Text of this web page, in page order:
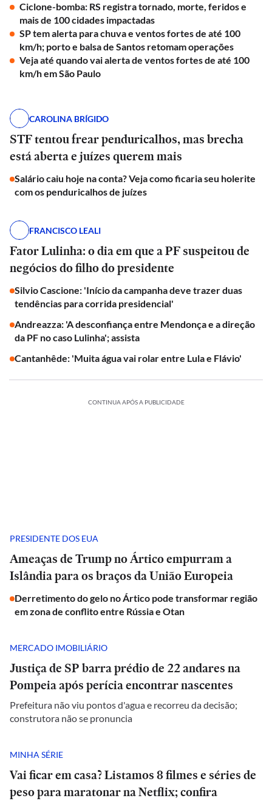
Ciclone-bomba: RS registra tornado, morte, feridos e
mais de 100 cidades impactadas
SP tem alerta para chuva e ventos fortes de até 100
km/h; porto e balsa de Santos retomam operações
Veja até quando vai alerta de ventos fortes de até 100
km/h em São Paulo
CAROLINA BRÍGIDO
STF tentou frear penduricalhos, mas brecha
está aberta e juízes querem mais
Salário caiu hoje na conta? Veja como ficaria seu holerite
com os penduricalhos de juízes
FRANCISCO LEALI
Fator Lulinha: o dia em que a PF suspeitou de
negócios do filho do presidente
Silvio Cascione: 'Início da campanha deve trazer duas
tendências para corrida presidencial'
Andreazza: 'A desconfiança entre Mendonça e a direção
da PF no caso Lulinha'; assista
Cantanhêde: 'Muita água vai rolar entre Lula e Flávio'
CONTINUA APÓS A PUBLICIDADE
PRESIDENTE DOS EUA
Ameaças de Trump no Ártico empurram a
Islândia para os braços da União Europeia
Derretimento do gelo no Ártico pode transformar região
em zona de conflito entre Rússia e Otan
MERCADO IMOBILIÁRIO
Justiça de SP barra prédio de 22 andares na
Pompeia após perícia encontrar nascentes
Prefeitura não viu pontos d'agua e recorreu da decisão;
construtora não se pronuncia
MINHA SÉRIE
Vai ficar em casa? Listamos 8 filmes e séries de
peso para maratonar na Netflix; confira